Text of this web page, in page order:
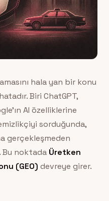
hala yan bir konu
Biri ChatGPT,
AI özelliklerine
sorduğunda,
gerçekleşmeden
Bu noktada Üretken
(GEO) devreye girer.